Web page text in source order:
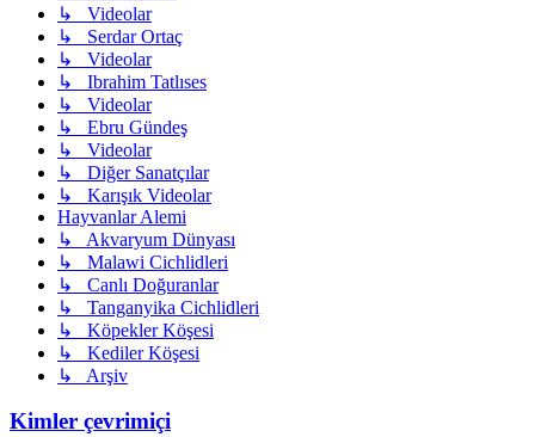
↳ Videolar
↳ Serdar Ortaç
↳ Videolar
↳ Ibrahim Tatlıses
↳ Videolar
↳ Ebru Gündeş
↳ Videolar
↳ Diğer Sanatçılar
↳ Karışık Videolar
Hayvanlar Alemi
↳ Akvaryum Dünyası
↳ Malawi Cichlidleri
↳ Canlı Doğuranlar
↳ Tanganyika Cichlidleri
↳ Köpekler Köşesi
↳ Kediler Köşesi
↳ Arşiv
Kimler çevrimiçi